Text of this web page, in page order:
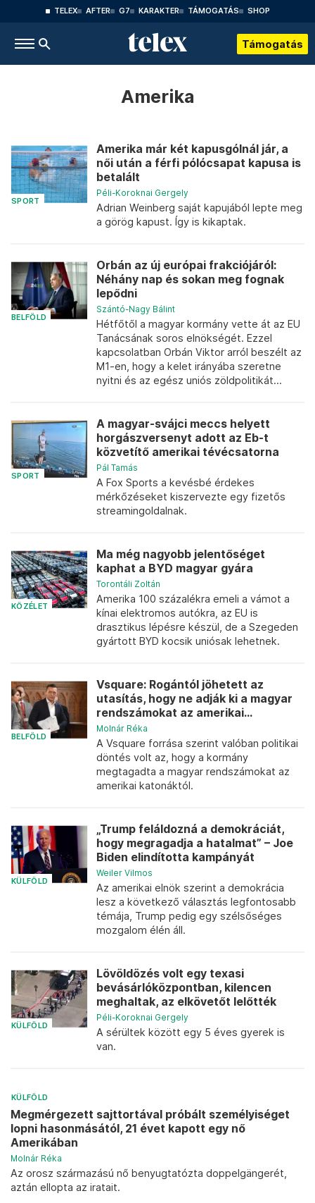
TELEX AFTER G7 KARAKTER TÁMOGATÁS SHOP
Támogatás
Amerika
SPORT
Amerika már két kapusgólnál jár, a
női után a férfi pólócsapat kapusa is
betalált
Péli-Koroknai Gergely
Adrian Weinberg saját kapujából lepte meg
a görög kapust. Így is kikaptak.
BELFÖLD
Orbán az új európai frakciójáról:
Néhány nap és sokan meg fognak
lepődni
Szántó-Nagy Bálint
Hétfőtől a magyar kormány vette át az EU
Tanácsának soros elnökségét. Ezzel
kapcsolatban Orbán Viktor arról beszélt az
M1-en, hogy a kelet irányába szeretne
nyitni és az egész uniós zöldpolitikát...
SPORT
A magyar-svájci meccs helyett
horgászversenyt adott az Eb-t
közvetítő amerikai tévécsatorna
Pál Tamás
A Fox Sports a kevésbé érdekes
mérkőzéseket kiszervezte egy fizetős
streamingoldalnak.
KÖZÉLET
Ma még nagyobb jelentőséget
kaphat a BYD magyar gyára
Torontáli Zoltán
Amerika 100 százalékra emeli a vámot a
kínai elektromos autókra, az EU is
drasztikus lépésre készül, de a Szegeden
gyártott BYD kocsik uniósak lehetnek.
BELFÖLD
Vsquare: Rogántól jöhetett az
utasítás, hogy ne adják ki a magyar
rendszámokat az amerikai...
Molnár Réka
A Vsquare forrása szerint valóban politikai
döntés volt az, hogy a kormány
megtagadta a magyar rendszámokat az
amerikai katonáktól.
KÜLFÖLD
„Trump feláldozná a demokráciát,
hogy megragadja a hatalmat” – Joe
Biden elindította kampányát
Weiler Vilmos
Az amerikai elnök szerint a demokrácia
lesz a következő választás legfontosabb
témája, Trump pedig egy szélsőséges
mozgalom élén áll.
KÜLFÖLD
Lövöldözés volt egy texasi
bevásárlóközpontban, kilencen
meghaltak, az elkövetőt lelőtték
Péli-Koroknai Gergely
A sérültek között egy 5 éves gyerek is
van.
KÜLFÖLD
Megmérgezett sajttortával próbált személyiséget
lopni hasonmásától, 21 évet kapott egy nő
Amerikában
Molnár Réka
Az orosz származású nő benyugtatózta doppelgängerét,
aztán ellopta az iratait.